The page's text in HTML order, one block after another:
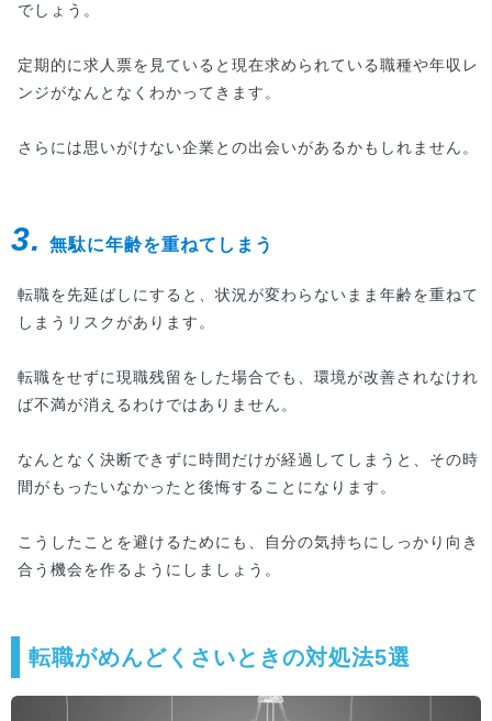
でしょう。
定期的に求人票を見ていると現在求められている職種や年収レ
ンジがなんとなくわかってきます。
さらには思いがけない企業との出会いがあるかもしれません。
3. 無駄に年齢を重ねてしまう
転職を先延ばしにすると、状況が変わらないまま年齢を重ねて
しまうリスクがあります。
転職をせずに現職残留をした場合でも、環境が改善されなけれ
ば不満が消えるわけではありません。
なんとなく決断できずに時間だけが経過してしまうと、その時
間がもったいなかったと後悔することになります。
こうしたことを避けるためにも、自分の気持ちにしっかり向き
合う機会を作るようにしましょう。
転職がめんどくさいときの対処法5選